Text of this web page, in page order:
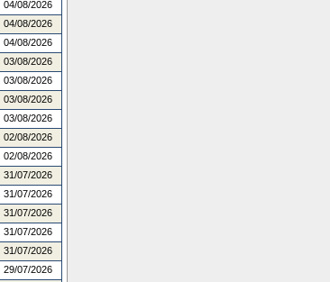
04/08/2026
04/08/2026
04/08/2026
03/08/2026
03/08/2026
03/08/2026
03/08/2026
02/08/2026
02/08/2026
31/07/2026
31/07/2026
31/07/2026
31/07/2026
31/07/2026
29/07/2026